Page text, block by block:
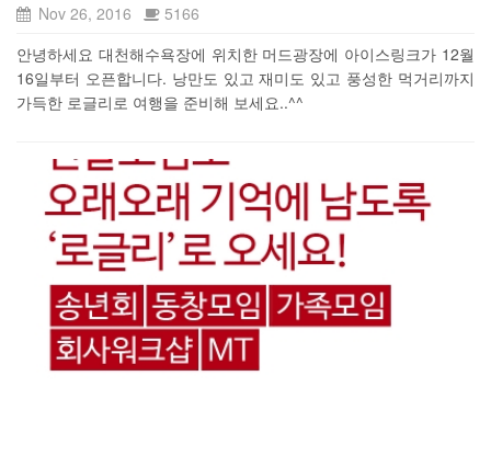
Nov 26, 2016
5166
안녕하세요 대천해수욕장에 위치한 머드광장에 아이스링크가 12월
16일부터 오픈합니다. 낭만도 있고 재미도 있고 풍성한 먹거리까지
가득한 로글리로 여행을 준비해 보세요..^^